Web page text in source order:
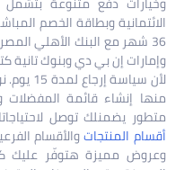
الائتمانية وبطاقة الخصم
36 شهر مع البنك الأهلي
وإمارات إن بي دي وبنوك تانية
لأن
منها إنشاء قائمة
متطور يضمنلك توصل
أقسام المنتجاتوالأقسام
وعروض مميزة هتوفّر عليك